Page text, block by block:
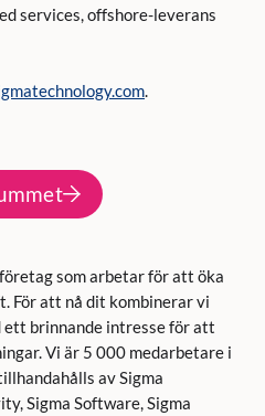
services, offshore-leverans
som arbetar för att öka
För att nå dit kombinerar vi
brinnande intresse för att
Vi är 5 000 medarbetare i
av Sigma
Sigma Software, Sigma